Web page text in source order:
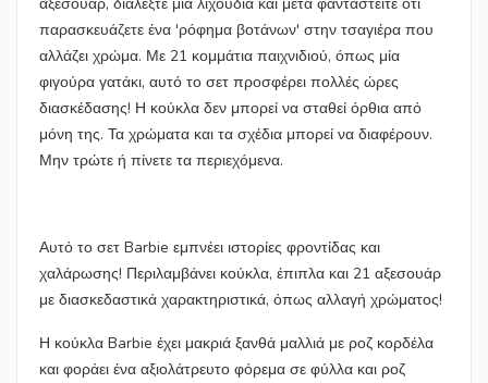
παρασκευάζετε ένα 'ρόφημα βοτάνων' στην τσαγιέρα που
αλλάζει χρώμα. Με 21 κομμάτια παιχνιδιού, όπως μία
φιγούρα γατάκι, αυτό το σετ προσφέρει πολλές ώρες
διασκέδασης! Η κούκλα δεν μπορεί να σταθεί όρθια από
μόνη της. Τα χρώματα και τα σχέδια μπορεί να διαφέρουν.
Μην τρώτε ή πίνετε τα περιεχόμενα.
Αυτό το σετ Barbie εμπνέει ιστορίες φροντίδας και
χαλάρωσης! Περιλαμβάνει κούκλα, έπιπλα και 21 αξεσουάρ
με διασκεδαστικά χαρακτηριστικά, όπως αλλαγή χρώματος!
Η κούκλα Barbie έχει μακριά ξανθά μαλλιά με ροζ κορδέλα
και φοράει ένα αξιολάτρευτο φόρεμα σε φύλλα και ροζ